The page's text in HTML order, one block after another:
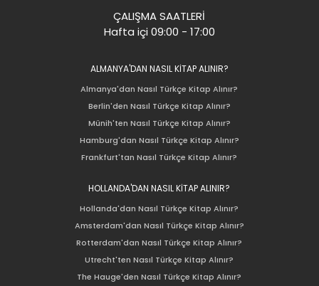
ÇALIŞMA SAATLERİ
Hafta içi 09:00 - 17:00
ALMANYA'DAN NASIL KİTAP ALINIR?
Almanya'dan Nasıl Türkçe Kitap Alınır?
Berlin'den Nasıl Türkçe Kitap Alınır?
Münih'ten Nasıl Türkçe Kitap Alınır?
Hamburg'dan Nasıl Türkçe Kitap Alınır?
Frankfurt'tan Nasıl Türkçe Kitap Alınır?
HOLLANDA'DAN NASIL KİTAP ALINIR?
Hollanda'dan Nasıl Türkçe Kitap Alınır?
Amsterdam'dan Nasıl Türkçe Kitap Alınır?
Rotterdam'dan Nasıl Türkçe Kitap Alınır?
Utrecht'ten Nasıl Türkçe Kitap Alınır?
The Hauge'den Nasıl Türkçe Kitap Alınır?